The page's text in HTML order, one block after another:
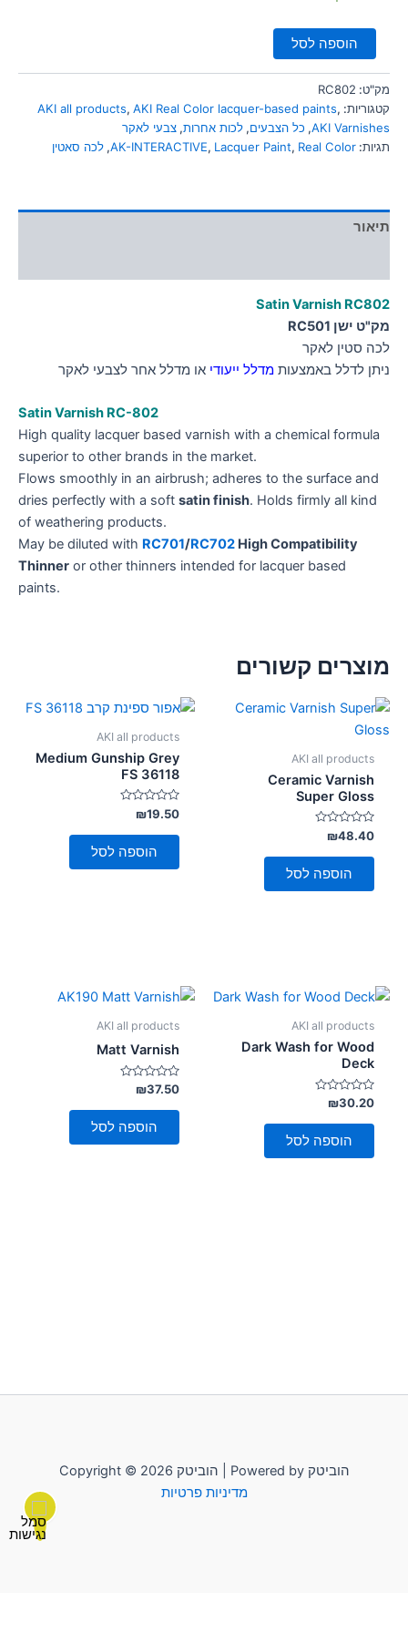
את
האפשרויות
הוספה לסל
מק"ט: RC802
קטגוריות:
AKI all products, AKI Real Color lacquer-based paints,
AKI Varnishes
, כל הצבעים, לכות אחרות, צבעי לאקר
תגיות:
AK-INTERACTIVE, Lacquer Paint, Real Color
, לכה סאטין
תיאור
Satin Varnish RC802
מק"ט ישן RC501
לכה סטין לאקר
ניתן לדלל באמצעות מדלל ייעודי או מדלל אחר לצבעי לאקר
Satin Varnish RC-802
High quality lacquer based varnish with a chemical formula
superior to other brands in the market.
Flows smoothly in an airbrush; adheres to the surface and
dries perfectly with a soft satin finish. Holds firmly all kind
of weathering products.
May be diluted with RC701/RC702 High Compatibility
Thinner or other thinners intended for lacquer based
paints.
מוצרים קשורים
AKI all products
Ceramic Varnish
Super Gloss
דורג
0
מתוך
₪48.40
הוספה לסל
AKI all products
Medium Gunship Grey
FS 36118
דורג
0
מתוך
₪19.50
הוספה לסל
AKI all products
Dark Wash for Wood
Deck
דורג
0
מתוך
₪30.20
הוספה לסל
AKI all products
Matt Varnish
דורג
0
מתוך
₪37.50
הוספה לסל
Copyright © 2026 הוביטק | Powered by הוביטק
מדיניות פרטיות